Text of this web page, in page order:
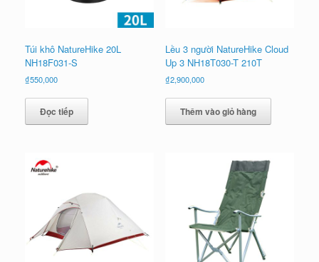
Túi khô NatureHike 20L
NH18F031-S
₫550,000
Đọc tiếp
Lều 3 người NatureHike Cloud
Up 3 NH18T030-T 210T
₫2,900,000
Thêm vào giỏ hàng